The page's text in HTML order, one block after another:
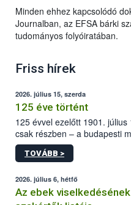
Minden ehhez kapcsolódó
Journalban, az EFSA bárki
tudományos folyóiratában.
Friss hírek
2026. július 15, szerda
125 éve történt
125 évvel ezelőtt 1901.
csak részben – a budapesti
állomás a Kis Rókus utca 15.
tervezett új épületébe.
TOVÁBB >
2026. július 6, hétfő
Az ebek